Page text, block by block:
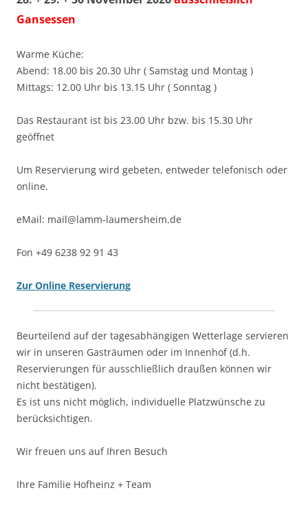
Gansessen
Warme Küche:
Abend: 18.00 bis 20.30 Uhr ( Samstag und Montag )
Mittags: 12.00 Uhr bis 13.15 Uhr ( Sonntag )
Das Restaurant ist bis 23.00 Uhr bzw. bis 15.30 Uhr
geöffnet
Um Reservierung wird gebeten, entweder telefonisch oder
online.
eMail: mail@lamm-laumersheim.de
Fon +49 6238 92 91 43
Zur Online Reservierung
Beurteilend auf der tagesabhängigen Wetterlage servieren
wir in unseren Gasträumen oder im Innenhof (d.h.
Reservierungen für ausschließlich draußen können wir
nicht bestätigen).
Es ist uns nicht möglich, individuelle Platzwünsche zu
berücksichtigen.
Wir freuen uns auf Ihren Besuch
Ihre Familie Hofheinz + Team